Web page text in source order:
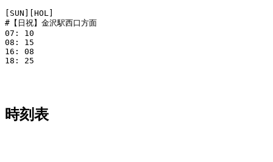
[SUN][HOL]
#【日祝】金沢駅西口方面
07: 10
08: 15
16: 08
18: 25
時刻表